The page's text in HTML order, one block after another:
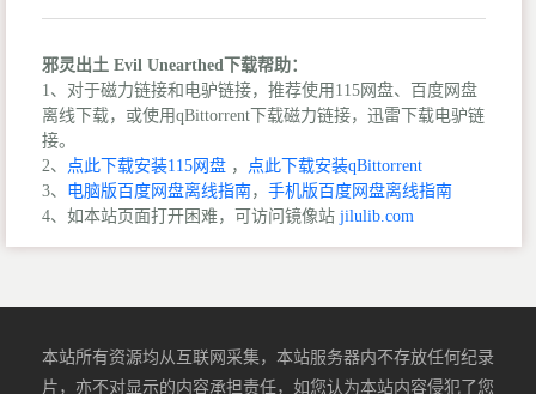
邪灵出土 Evil Unearthed下载帮助：
1、对于磁力链接和电驴链接，推荐使用115网盘、百度网盘
离线下载，或使用qBittorrent下载磁力链接，迅雷下载电驴链
接。
2、
点此下载安装115网盘 ，
点此下载安装qBittorrent
3、 电脑版百度网盘离线指南， 手机版百度网盘离线指南
4、如本站页面打开困难，可访问镜像站 jilulib.com
本站所有资源均从互联网采集，本站服务器内不存放任何纪录
片，亦不对显示的内容承担责任，如您认为本站内容侵犯了您